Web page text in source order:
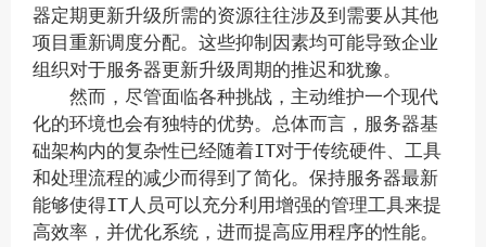
器定期更新升级所需的资源往往涉及到需要从其他
项目重新调度分配。这些抑制因素均可能导致企业
组织对于服务器更新升级周期的推迟和犹豫。
然而，尽管面临各种挑战，主动维护一个现代
化的环境也会有独特的优势。总体而言，服务器基
础架构内的复杂性已经随着IT对于传统硬件、工具
和处理流程的减少而得到了简化。保持服务器最新
能够使得IT人员可以充分利用增强的管理工具来提
高效率，并优化系统，进而提高应用程序的性能。